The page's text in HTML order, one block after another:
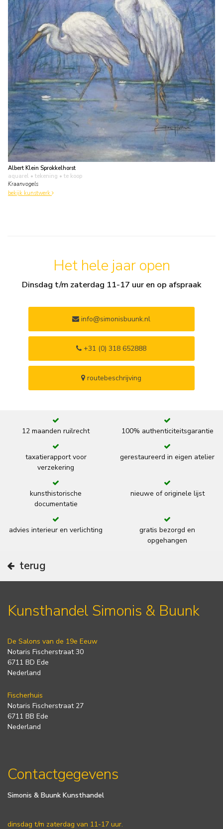
Albert Klein Sprokkelhorst
aquarel • tekening • te koop
Kraanvogels
bekijk kunstwerk
Het hele jaar open
Dinsdag t/m zaterdag 11-17 uur en op afspraak
info@simonisbuunk.nl
+31 (0) 318 652888
routebeschrijving
12 maanden ruilrecht 100% authenticiteitsgarantie
taxatierapport voor
verzekering
gerestaureerd in eigen atelier
kunsthistorische
documentatie
nieuwe of originele lijst
advies interieur en verlichting
gratis bezorgd en
opgehangen
terug
Kunsthandel Simonis & Buunk
De Salons van de 19e Eeuw
Notaris Fischerstraat 30
6711 BD Ede
Nederland
Fischerhuis
Notaris Fischerstraat 27
6711 BB Ede
Nederland
Contactgegevens
Simonis & Buunk Kunsthandel
dinsdag t/m zaterdag van 11-17 uur.